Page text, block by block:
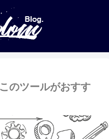
のツールがおすす